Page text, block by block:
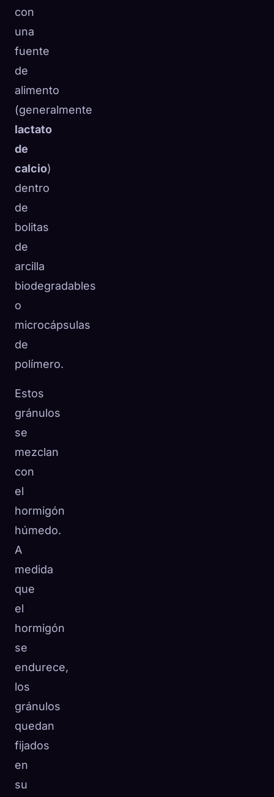
con
una
fuente
de
alimento
(generalmente
lactato
de
calcio)
dentro
de
bolitas
de
arcilla
biodegradables
o
microcápsulas
de
polímero.
Estos
gránulos
se
mezclan
con
el
hormigón
húmedo.
A
medida
que
el
hormigón
se
endurece,
los
gránulos
quedan
fijados
en
su